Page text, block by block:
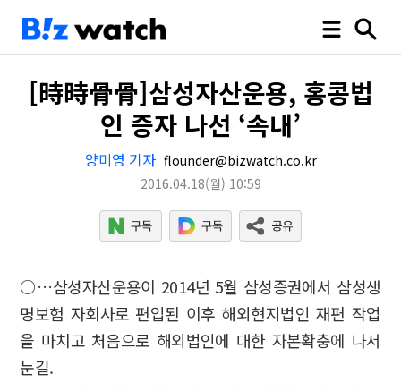
[時時骨骨]삼성자산운용, 홍콩법
인 증자 나선 ‘속내’
양미영 기자 flounder@bizwatch.co.kr
2016.04.18(월) 10:59
○…삼성자산운용이 2014년 5월 삼성증권에서 삼성생
명보험 자회사로 편입된 이후 해외현지법인 재편 작업
을 마치고 처음으로 해외법인에 대한 자본확충에 나서
눈길.